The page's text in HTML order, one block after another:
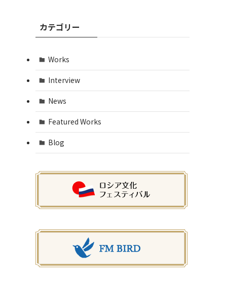
ブカテゴリー
Works
Interview
News
Featured Works
Blog